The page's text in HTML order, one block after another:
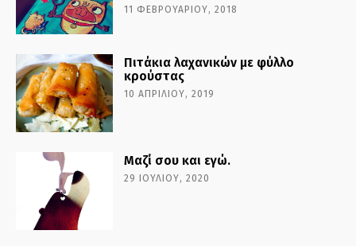
11 ΦΕΒΡΟΥΑΡΊΟΥ, 2018
Πιτάκια λαχανικών με φύλλο
κρούστας
10 ΑΠΡΙΛΊΟΥ, 2019
Μαζί σου και εγώ.
29 ΙΟΥΛΊΟΥ, 2020